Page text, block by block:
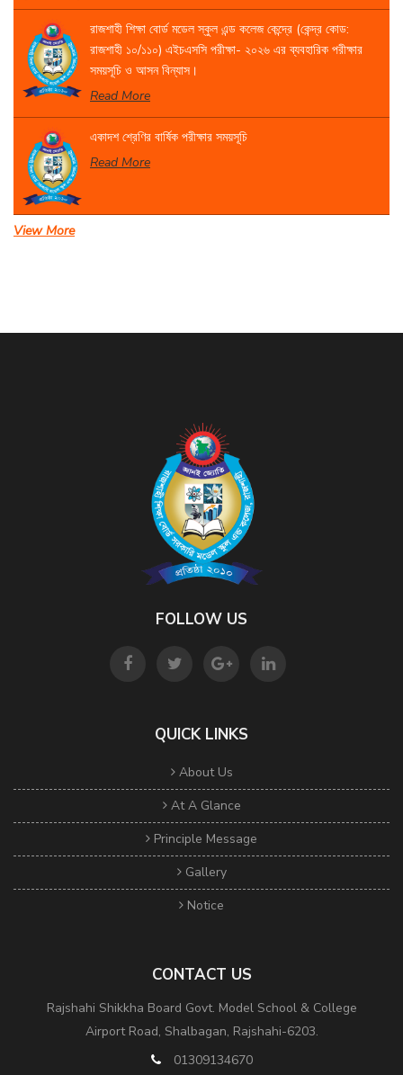
রাজশাহী শিক্ষা বোর্ড মডেল স্কুল এন্ড কলেজ কেন্দ্রে (কেন্দ্র কোড:
রাজশাহী ১০/১১০) এইচএসসি পরীক্ষা- ২০২৬ এর ব্যবহারিক পরীক্ষার
সময়সূচি ও আসন বিন্যাস।
Read More
একাদশ শ্রেণির বার্ষিক পরীক্ষার সময়সূচি
Read More
View More
FOLLOW US
QUICK LINKS
About Us
At A Glance
Principle Message
Gallery
Notice
CONTACT US
Rajshahi Shikkha Board Govt. Model School & College
Airport Road, Shalbagan, Rajshahi-6203.
01309134670